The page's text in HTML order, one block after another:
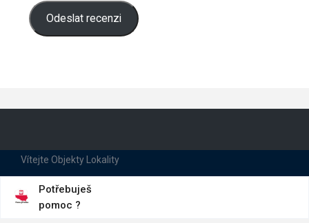
Odeslat recenzi
Vítejte Objekty
Lokality
Jelenia Góra Kamienna Góra
Potřebuješ
pomoc ?